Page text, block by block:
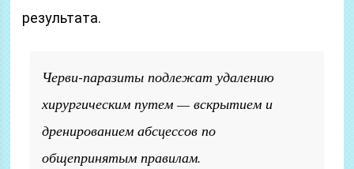
результата.
Черви-паразиты подлежат удалению
хирургическим путем — вскрытием и
дренированием абсцессов по
общепринятым правилам.